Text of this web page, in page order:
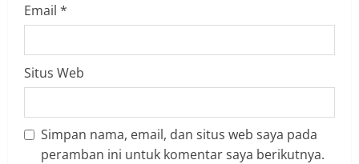
Email *
Situs Web
Simpan nama, email, dan situs web saya pada
peramban ini untuk komentar saya berikutnya.